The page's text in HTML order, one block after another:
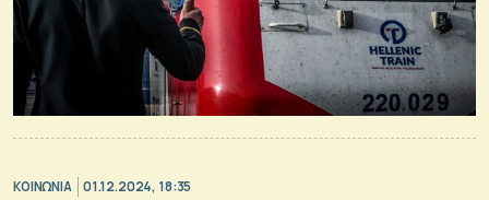
ΚΟΙΝΩΝΙΑ 01.12.2024, 18:35